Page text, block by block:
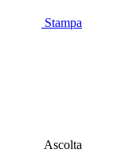
Stampa
Ascolta